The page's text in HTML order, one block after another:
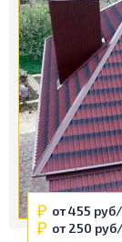
от 455
от 250